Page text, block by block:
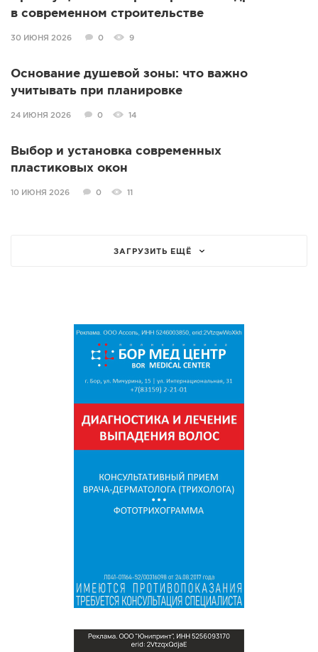
в современном строительстве
30 ИЮНЯ 2026 0 9
Основание душевой зоны: что важно
учитывать при планировке
24 ИЮНЯ 2026 0 14
Выбор и установка современных
пластиковых окон
10 ИЮНЯ 2026 0 11
ЗАГРУЗИТЬ ЕЩЁ